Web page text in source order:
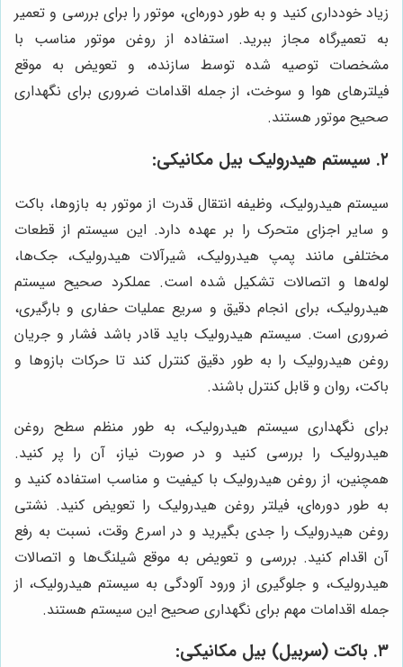
زیاد خودداری کنید و به طور دوره‌ای، موتور را برای بررسی و تعمیر
به تعمیرگاه مجاز ببرید. استفاده از روغن موتور مناسب با
مشخصات توصیه شده توسط سازنده، و تعویض به موقع
فیلترهای هوا و سوخت، از جمله اقدامات ضروری برای نگهداری
صحیح موتور هستند.
۲. سیستم هیدرولیک بیل مکانیکی:
سیستم هیدرولیک، وظیفه انتقال قدرت از موتور به بازوها، باکت
و سایر اجزای متحرک را بر عهده دارد. این سیستم از قطعات
مختلفی مانند پمپ هیدرولیک، شیرآلات هیدرولیک، جک‌ها،
لوله‌ها و اتصالات تشکیل شده است. عملکرد صحیح سیستم
هیدرولیک، برای انجام دقیق و سریع عملیات حفاری و بارگیری،
ضروری است. سیستم هیدرولیک باید قادر باشد فشار و جریان
روغن هیدرولیک را به طور دقیق کنترل کند تا حرکات بازوها و
باکت، روان و قابل کنترل باشند.
برای نگهداری سیستم هیدرولیک، به طور منظم سطح روغن
هیدرولیک را بررسی کنید و در صورت نیاز، آن را پر کنید.
همچنین، از روغن هیدرولیک با کیفیت و مناسب استفاده کنید و
به طور دوره‌ای، فیلتر روغن هیدرولیک را تعویض کنید. نشتی
روغن هیدرولیک را جدی بگیرید و در اسرع وقت، نسبت به رفع
آن اقدام کنید. بررسی و تعویض به موقع شیلنگ‌ها و اتصالات
هیدرولیک، و جلوگیری از ورود آلودگی به سیستم هیدرولیک، از
جمله اقدامات مهم برای نگهداری صحیح این سیستم هستند.
۳. باکت (سربیل) بیل مکانیکی: